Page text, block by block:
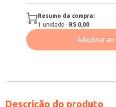
Resumo da compra:
1 unidade · R$ 0,00
Adicionar ao
Descrição do produto